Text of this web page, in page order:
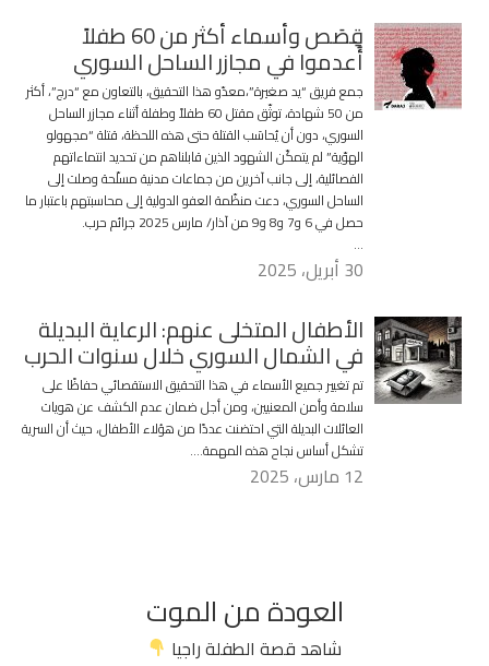
قِصَص وأسماء أكثر من 60 طفلاً
أُعدموا في مجازر الساحل السوري
جمع فريق “يد صغيرة”،معدّو هذا التحقيق، بالتعاون مع “درج”، أكثر
من 50 شهادة، توثّق مقتل 60 طفلاً وطفلة أثناء مجازر الساحل
السوري، دون أن يُحاسَب القتلة حتى هذه اللحظة، قتلة “مجهولو
الهوّية” لم يتمكّن الشهود الذين قابلناهم من تحديد انتماءاتهم
الفصائلية، إلى جانب آخرين من جماعات مدنية مسلّحة وصلت إلى
الساحل السوري، دعت منظّمة العفو الدولية إلى محاسبتهم باعتبار ما
حصل في 6 و7 و8 و9 من آذار/ مارس 2025 جرائم حرب.
…
30 أبريل، 2025
الأطفال المتخلى عنهم: الرعاية البديلة
في الشمال السوري خلال سنوات الحرب
تم تغيير جميع الأسماء في هذا التحقيق الاستقصائي حفاظًا على
سلامة وأمن المعنيين، ومن أجل ضمان عدم الكشف عن هويات
العائلات البديلة التي احتضنت عددًا من هؤلاء الأطفال، حيث أن السرية
تشكل أساس نجاح هذه المهمة….
12 مارس، 2025
العودة من الموت
شاهد قصة الطفلة راجيا